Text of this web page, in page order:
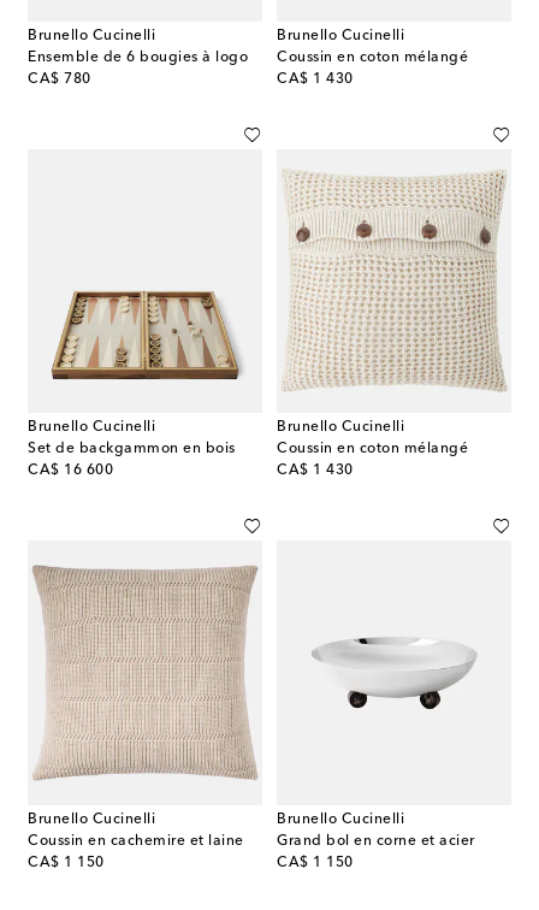
Brunello Cucinelli
Ensemble de 6 bougies à logo
CA$ 780
original price
Brunello Cucinelli
Coussin en coton mélangé
CA$ 1 430
original price
Brunello Cucinelli
Set de backgammon en bois
CA$ 16 600
original price
Brunello Cucinelli
Coussin en coton mélangé
CA$ 1 430
original price
Brunello Cucinelli
Coussin en cachemire et laine
CA$ 1 150
original price
Brunello Cucinelli
Grand bol en corne et acier
CA$ 1 150
original price